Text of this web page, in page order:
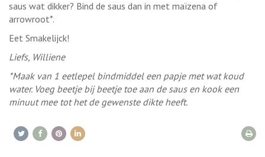
saus wat dikker? Bind de saus dan in met maïzena of
arrowroot*.
Eet Smakelijck!
Liefs, Williene
*Maak van 1 eetlepel bindmiddel een papje met wat koud
water. Voeg beetje bij beetje toe aan de saus en kook een
minuut mee tot het de gewenste dikte heeft.